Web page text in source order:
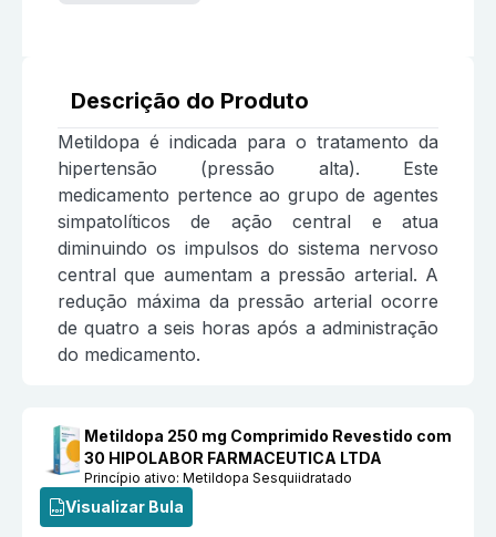
Descrição do Produto
Metildopa é indicada para o tratamento da
hipertensão (pressão alta). Este
medicamento pertence ao grupo de agentes
simpatolíticos de ação central e atua
diminuindo os impulsos do sistema nervoso
central que aumentam a pressão arterial. A
redução máxima da pressão arterial ocorre
de quatro a seis horas após a administração
do medicamento.
Metildopa 250 mg Comprimido Revestido com
30 HIPOLABOR FARMACEUTICA LTDA
Princípio ativo:Metildopa Sesquiidratado
Visualizar Bula